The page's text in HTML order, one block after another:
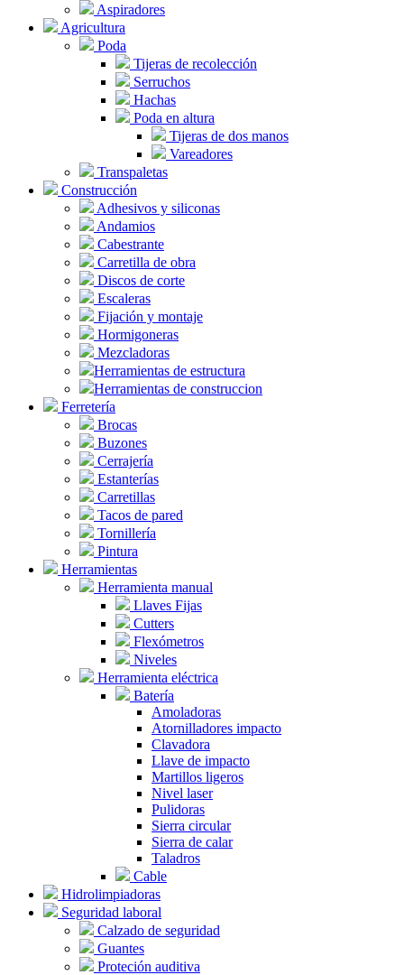
Aspiradores
Agricultura
Poda
Tijeras de recolección
Serruchos
Hachas
Poda en altura
Tijeras de dos manos
Vareadores
Transpaletas
Construcción
Adhesivos y siliconas
Andamios
Cabestrante
Carretilla de obra
Discos de corte
Escaleras
Fijación y montaje
Hormigoneras
Mezcladoras
Herramientas de estructura
Herramientas de construccion
Ferretería
Brocas
Buzones
Cerrajería
Estanterías
Carretillas
Tacos de pared
Tornillería
Pintura
Herramientas
Herramienta manual
Llaves Fijas
Cutters
Flexómetros
Niveles
Herramienta eléctrica
Batería
Amoladoras
Atornilladores impacto
Clavadora
Llave de impacto
Martillos ligeros
Nivel laser
Pulidoras
Sierra circular
Sierra de calar
Taladros
Cable
Hidrolimpiadoras
Seguridad laboral
Calzado de seguridad
Guantes
Proteción auditiva